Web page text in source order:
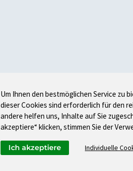
Um Ihnen den bestmöglichen Service zu
dieser Cookies sind erforderlich für den
andere helfen uns, Inhalte auf Sie
akzeptiere“ klicken, stimmen Sie der
Individuelle
Ich akzeptiere